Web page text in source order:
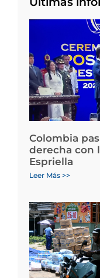
Colombia
derecha con
Espriella
Leer Más >>